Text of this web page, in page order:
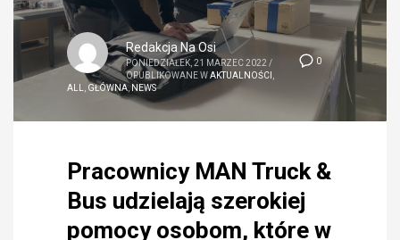
0
Redakcja Na Osi
PONIEDZIAŁEK, 21 MARZEC 2022 /
OPUBLIKOWANE WAKTUALNOŚCI
ALL
GŁÓWNA, NEWS
Pracownicy MAN Truck &
Bus udzielają szerokiej
pomocy osobom, które w